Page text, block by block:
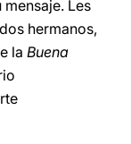
Les
hermanos,
la Buena